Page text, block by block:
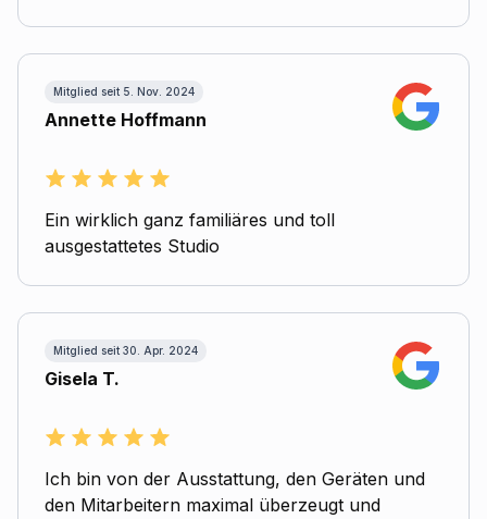
Mitglied seit 5. Nov. 2024
Annette Hoffmann
Ein wirklich ganz familiäres und toll
ausgestattetes Studio
Mitglied seit 30. Apr. 2024
Gisela T.
Ich bin von der Ausstattung, den Geräten und
den Mitarbeitern maximal überzeugt und